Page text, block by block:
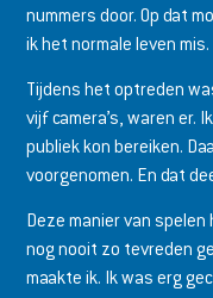
nummers door. Op dat
ik het normale leven mis.
Tijdens het optreden
vijf camera’s, waren er.
publiek kon bereiken.
voorgenomen. En dat
Deze manier van
nog nooit zo tevreden
maakte ik. Ik was erg